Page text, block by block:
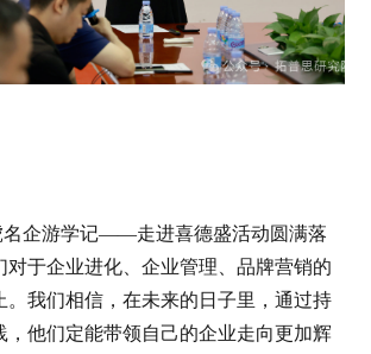
名企游学记——走进喜德盛活动圆满落
对于企业进化、企业管理、品牌营销的
。我们相信，在未来的日子里，通过持
，他们定能带领自己的企业走向更加辉